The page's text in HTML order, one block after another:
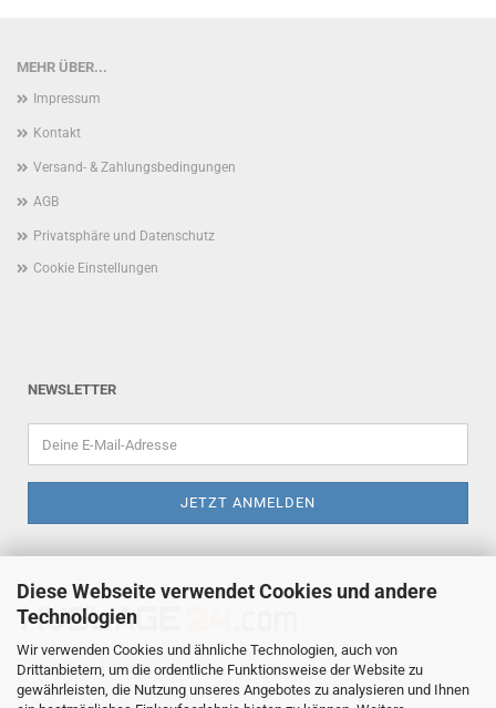
Diese Webseite verwendet Cookies und andere
Technologien
Wir verwenden Cookies und ähnliche Technologien, auch von
Drittanbietern, um die ordentliche Funktionsweise der Website zu
gewährleisten, die Nutzung unseres Angebotes zu analysieren und Ihnen
MEHR ÜBER...
Impressum
Kontakt
Versand- & Zahlungsbedingungen
AGB
Privatsphäre und Datenschutz
Cookie Einstellungen
NEWSLETTER
Huslage24, Michael Huslage
Hoher Kamp 5a, 49632 Essen/Oldb.